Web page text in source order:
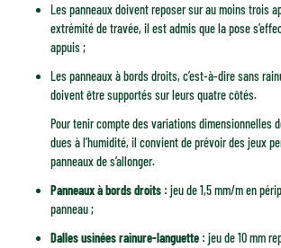
Les panneaux doivent reposer sur au moins trois
extrémité de travée, il est admis que la pose
appuis ;
Les panneaux à bords droits, c’est-à-dire sans
doivent être supportés sur leurs quatre côtés.
Pour tenir compte des variations dimensionnelles
dues à l’humidité, il convient de prévoir des jeux
panneaux de s’allonger.
Panneaux à bords droits : jeu de 1,5 mm/m en
panneau ;
Dalles usinées rainure-languette : jeu de 10 mm